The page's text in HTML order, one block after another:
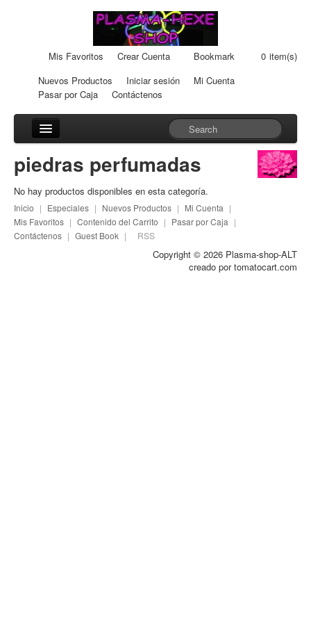
Mis Favoritos Crear Cuenta Bookmark 0 item(s)
Nuevos Productos
Iniciar sesión
Mi Cuenta
Pasar por Caja
Contáctenos
Creama-Latas
Dispositivos
piedras perfumadas
No hay productos disponibles en esta categoría.
Inicio | Especiales | Nuevos Productos | Mi Cuenta |
Mis Favoritos | Contenido del Carrito | Pasar por Caja |
Contáctenos | Guest Book | RSS
Copyright © 2026 Plasma-shop-ALT
creado portomatocart.com